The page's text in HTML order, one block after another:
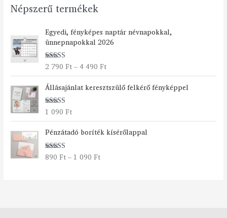
Népszerű termékek
Egyedi, fényképes naptár névnapokkal,
ünnepnapokkal 2026
Értékelés:
2 790Ft – 4 490Ft
r
t
r
t
o
n
y
Állásajánlat keresztszülő felkérő fényképpel
Értékelés:
1 090Ft
Pénzátadó boríték kísérőlappal
Értékelés:
890Ft – 1 090Ft
Á
r
a